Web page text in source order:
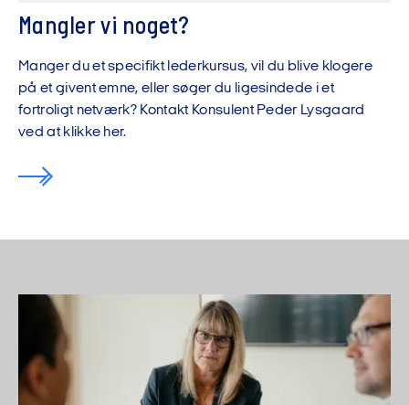
Mangler vi noget?
Manger du et specifikt lederkursus, vil du blive klogere
på et givent emne, eller søger du ligesindede i et
fortroligt netværk? Kontakt Konsulent Peder Lysgaard
ved at klikke her.